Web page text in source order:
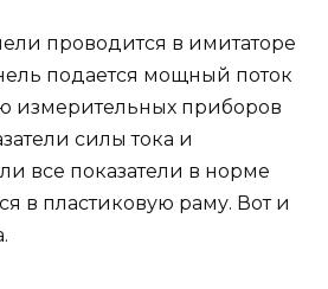
проводится в имитаторе
подается мощный поток
измерительных приборов
силы тока и
все показатели в норме
в пластиковую раму. Вот и